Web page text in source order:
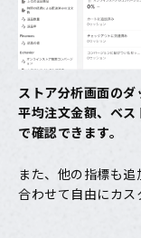
ストア分析画面の
平均注文金額、ベ
で確認できます。
また、他の指標も
合わせて自由にカス